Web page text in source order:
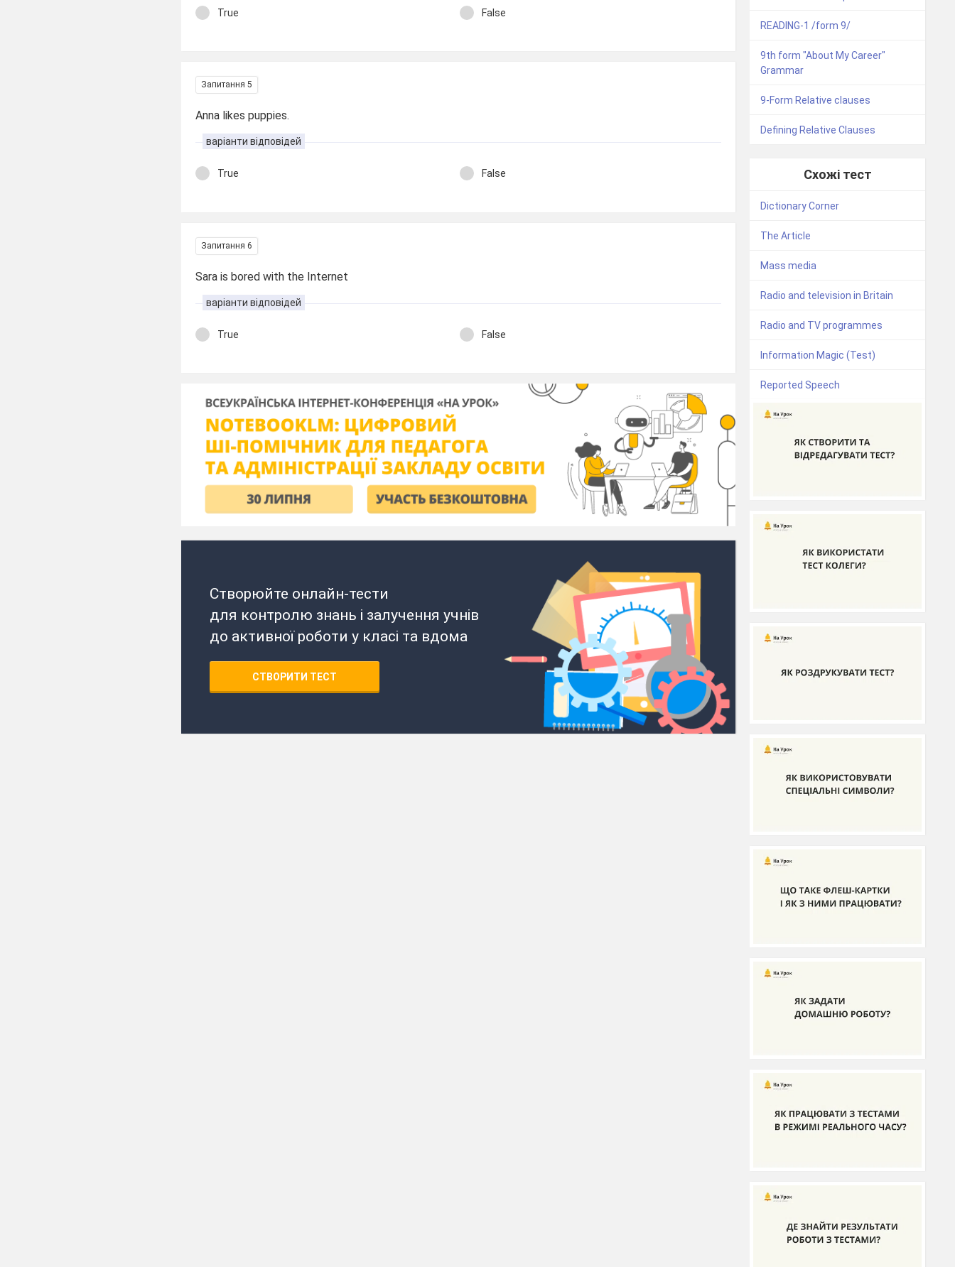
True False
Запитання 5
Anna likes puppies.
варіанти відповідей
True False
Запитання 6
Sara is bored with the Internet
варіанти відповідей
True False
Створюйте онлайн-тести
для контролю знань і залучення учнів
до активної роботи у класі та вдома
СТВОРИТИ ТЕСТ
READING-1 /form 9/
9th form "About My Career"
Grammar
9-Form Relative clauses
Defining Relative Clauses
Схожі тест
Dictionary Corner
The Article
Mass media
Radio and television in Britain
Radio and TV programmes
Information Magic (Test)
Reported Speech